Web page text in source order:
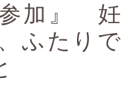
加』 妊
ふたりで